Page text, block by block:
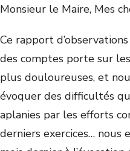
Monsieur le Maire, Mes
Ce rapport
des comptes porte sur
plus douloureuses, et
évoquer des difficultés
aplanies par les efforts
derniers exercices… nous